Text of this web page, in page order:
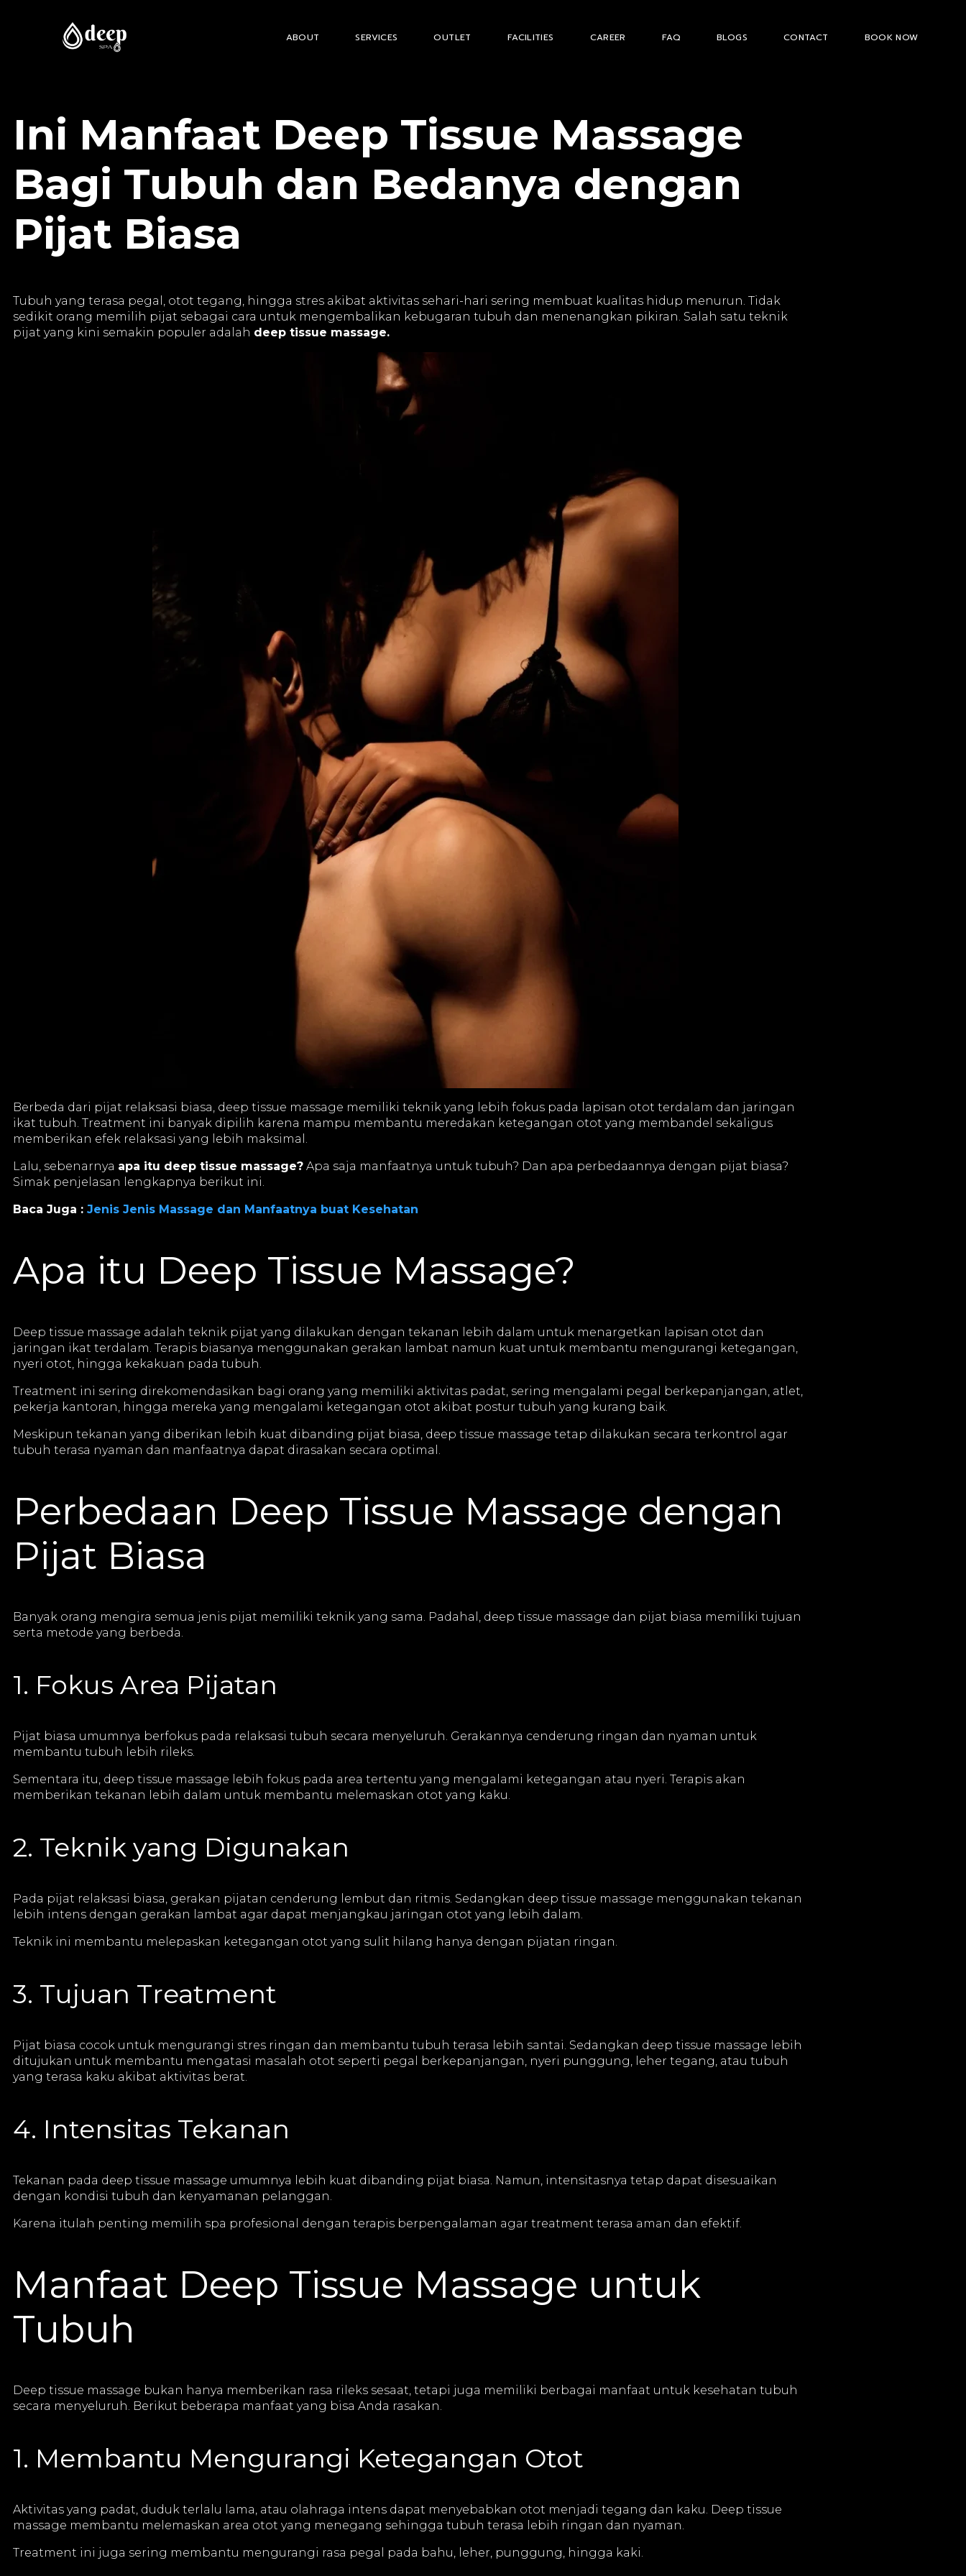
ABOUT SERVICES OUTLET FACILITIES CAREER FAQ BLOGS CONTACT BOOK NOW
Ini Manfaat Deep Tissue Massage
Bagi Tubuh dan Bedanya dengan
Pijat Biasa
Tubuh yang terasa pegal, otot tegang, hingga stres akibat aktivitas sehari-hari sering membuat kualitas hidup menurun. Tidak
sedikit orang memilih pijat sebagai cara untuk mengembalikan kebugaran tubuh dan menenangkan pikiran. Salah satu teknik
pijat yang kini semakin populer adalah deep tissue massage.
Berbeda dari pijat relaksasi biasa, deep tissue massage memiliki teknik yang lebih fokus pada lapisan otot terdalam dan jaringan
ikat tubuh. Treatment ini banyak dipilih karena mampu membantu meredakan ketegangan otot yang membandel sekaligus
memberikan efek relaksasi yang lebih maksimal.
Lalu, sebenarnya apa itu deep tissue massage? Apa saja manfaatnya untuk tubuh? Dan apa perbedaannya dengan pijat biasa?
Simak penjelasan lengkapnya berikut ini.
Baca Juga : Jenis Jenis Massage dan Manfaatnya buat Kesehatan
Apa itu Deep Tissue Massage?
Deep tissue massage adalah teknik pijat yang dilakukan dengan tekanan lebih dalam untuk menargetkan lapisan otot dan
jaringan ikat terdalam. Terapis biasanya menggunakan gerakan lambat namun kuat untuk membantu mengurangi ketegangan,
nyeri otot, hingga kekakuan pada tubuh.
Treatment ini sering direkomendasikan bagi orang yang memiliki aktivitas padat, sering mengalami pegal berkepanjangan, atlet,
pekerja kantoran, hingga mereka yang mengalami ketegangan otot akibat postur tubuh yang kurang baik.
Meskipun tekanan yang diberikan lebih kuat dibanding pijat biasa, deep tissue massage tetap dilakukan secara terkontrol agar
tubuh terasa nyaman dan manfaatnya dapat dirasakan secara optimal.
Perbedaan Deep Tissue Massage dengan
Pijat Biasa
Banyak orang mengira semua jenis pijat memiliki teknik yang sama. Padahal, deep tissue massage dan pijat biasa memiliki tujuan
serta metode yang berbeda.
1. Fokus Area Pijatan
Pijat biasa umumnya berfokus pada relaksasi tubuh secara menyeluruh. Gerakannya cenderung ringan dan nyaman untuk
membantu tubuh lebih rileks.
Sementara itu, deep tissue massage lebih fokus pada area tertentu yang mengalami ketegangan atau nyeri. Terapis akan
memberikan tekanan lebih dalam untuk membantu melemaskan otot yang kaku.
2. Teknik yang Digunakan
Pada pijat relaksasi biasa, gerakan pijatan cenderung lembut dan ritmis. Sedangkan deep tissue massage menggunakan tekanan
lebih intens dengan gerakan lambat agar dapat menjangkau jaringan otot yang lebih dalam.
Teknik ini membantu melepaskan ketegangan otot yang sulit hilang hanya dengan pijatan ringan.
3. Tujuan Treatment
Pijat biasa cocok untuk mengurangi stres ringan dan membantu tubuh terasa lebih santai. Sedangkan deep tissue massage lebih
ditujukan untuk membantu mengatasi masalah otot seperti pegal berkepanjangan, nyeri punggung, leher tegang, atau tubuh
yang terasa kaku akibat aktivitas berat.
4. Intensitas Tekanan
Tekanan pada deep tissue massage umumnya lebih kuat dibanding pijat biasa. Namun, intensitasnya tetap dapat disesuaikan
dengan kondisi tubuh dan kenyamanan pelanggan.
Karena itulah penting memilih spa profesional dengan terapis berpengalaman agar treatment terasa aman dan efektif.
Manfaat Deep Tissue Massage untuk
Tubuh
Deep tissue massage bukan hanya memberikan rasa rileks sesaat, tetapi juga memiliki berbagai manfaat untuk kesehatan tubuh
secara menyeluruh. Berikut beberapa manfaat yang bisa Anda rasakan.
1. Membantu Mengurangi Ketegangan Otot
Aktivitas yang padat, duduk terlalu lama, atau olahraga intens dapat menyebabkan otot menjadi tegang dan kaku. Deep tissue
massage membantu melemaskan area otot yang menegang sehingga tubuh terasa lebih ringan dan nyaman.
Treatment ini juga sering membantu mengurangi rasa pegal pada bahu, leher, punggung, hingga kaki.